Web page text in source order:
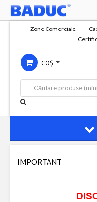
Compania
Servicii
Productie
Contact
Zone Comerciale
COȘ
IMPORTANT